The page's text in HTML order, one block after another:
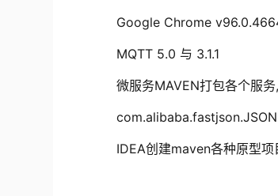
Google Chrome
MQTT 5.0 与 3.1.1
微服务MAVEN打包各个服
IDEA创建maven各种原型项